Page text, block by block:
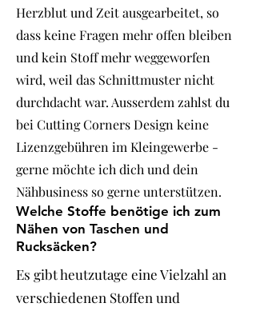
Herzblut und Zeit ausgearbeitet, so
dass keine Fragen mehr offen bleiben
und kein Stoff mehr weggeworfen
wird, weil das Schnittmuster nicht
durchdacht war. Ausserdem zahlst du
bei Cutting Corners Design keine
Lizenzgebühren im Kleingewerbe -
gerne möchte ich dich und dein
Nähbusiness so gerne unterstützen.
Welche Stoffe benötige ich zum
Nähen von Taschen und
Rucksäcken?
Es gibt heutzutage eine Vielzahl an
verschiedenen Stoffen und